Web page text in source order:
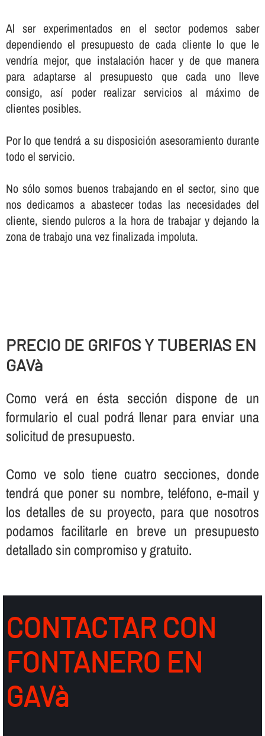
Al ser experimentados en el sector podemos saber
dependiendo el presupuesto de cada cliente lo que le
vendrí­a mejor, que instalación hacer y de que manera
para adaptarse al presupuesto que cada uno lleve
consigo, así­ poder realizar servicios al máximo de
clientes posibles.
Por lo que tendrá a su disposición asesoramiento durante
todo el servicio.
No sólo somos buenos trabajando en el sector, sino que
nos dedicamos a abastecer todas las necesidades del
cliente, siendo pulcros a la hora de trabajar y dejando la
zona de trabajo una vez finalizada impoluta.
PRECIO DE GRIFOS Y TUBERIAS EN
GAVà
Como verá en ésta sección dispone de un
formulario el cual podrá llenar para enviar una
solicitud de presupuesto.
Como ve solo tiene cuatro secciones, donde
tendrá que poner su nombre, teléfono, e-mail y
los detalles de su proyecto, para que nosotros
podamos facilitarle en breve un presupuesto
detallado sin compromiso y gratuito.
CONTACTAR CON
FONTANERO EN
GAVà